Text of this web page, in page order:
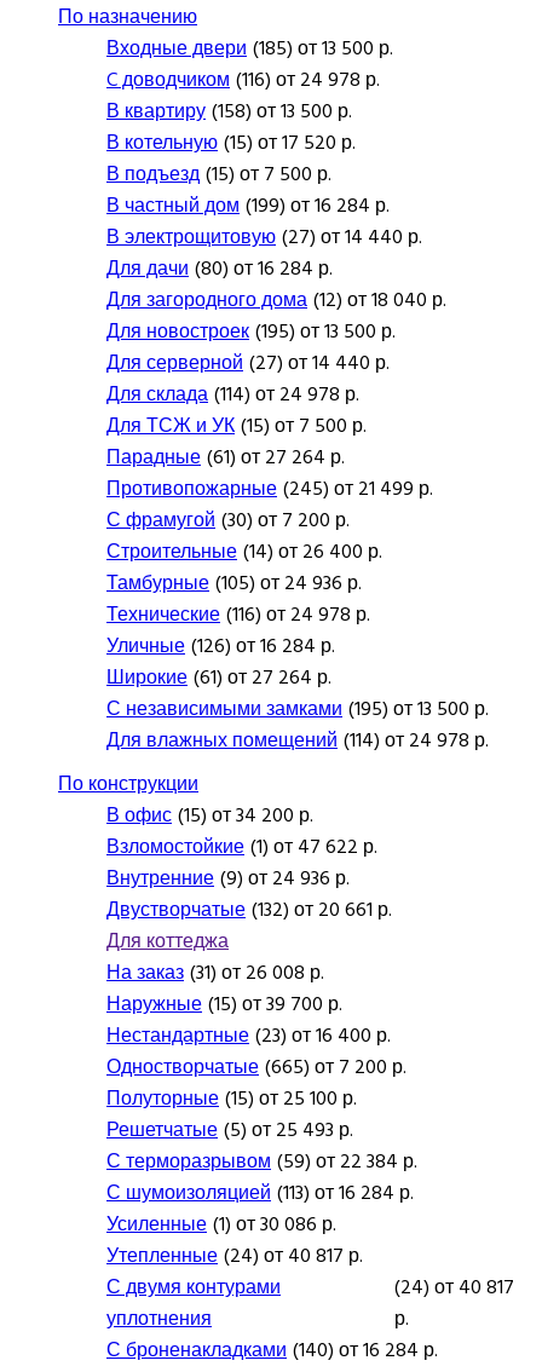
По назначению
Входные двери(185) от 13 500 р.
C доводчиком(116) от 24 978 р.
В квартиру(158) от 13 500 р.
В котельную(15) от 17 520 р.
В подъезд(15) от 7 500 р.
В частный дом(199) от 16 284 р.
В электрощитовую(27) от 14 440 р.
Для дачи(80) от 16 284 р.
Для загородного дома(12) от 18 040 р.
Для новостроек(195) от 13 500 р.
Для серверной(27) от 14 440 р.
Для склада(114) от 24 978 р.
Для ТСЖ и УК(15) от 7 500 р.
Парадные(61) от 27 264 р.
Противопожарные(245) от 21 499 р.
С фрамугой(30) от 7 200 р.
Строительные(14) от 26 400 р.
Тамбурные(105) от 24 936 р.
Технические(116) от 24 978 р.
Уличные(126) от 16 284 р.
Широкие(61) от 27 264 р.
С независимыми замками(195) от 13 500 р.
Для влажных помещений(114) от 24 978 р.
По конструкции
В офис(15) от 34 200 р.
Взломостойкие(1) от 47 622 р.
Внутренние(9) от 24 936 р.
Двустворчатые(132) от 20 661 р.
Для коттеджа
На заказ(31) от 26 008 р.
Наружные(15) от 39 700 р.
Нестандартные(23) от 16 400 р.
Одностворчатые(665) от 7 200 р.
Полуторные(15) от 25 100 р.
Решетчатые(5) от 25 493 р.
С терморазрывом(59) от 22 384 р.
С шумоизоляцией(113) от 16 284 р.
Усиленные(1) от 30 086 р.
Утепленные(24) от 40 817 р.
С двумя контурами
уплотнения
(24) от 40 817
р.
С броненакладками(140) от 16 284 р.